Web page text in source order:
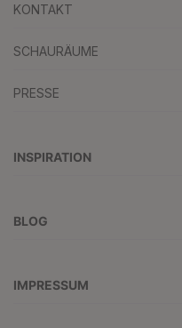
KONTAKT
SCHAURÄUME
PRESSE
INSPIRATION
BLOG
IMPRESSUM